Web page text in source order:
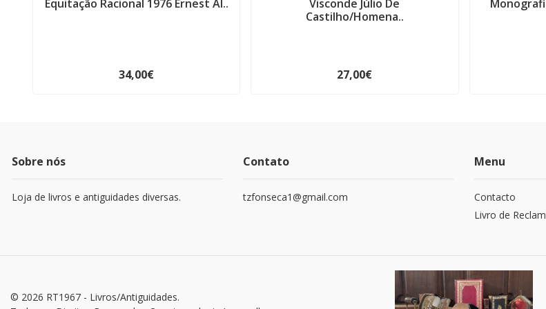
Equitação Racional 1976 Ernest Al..
34,00€
Visconde Júlio De
Castilho/Homena..
27,00€
Sobre nós
Loja de livros e antiguidades diversas.
Contato
tzfonseca1@gmail.com
Menu
Contacto
Livro de
© 2026 RT1967 - Livros/Antiguidades.